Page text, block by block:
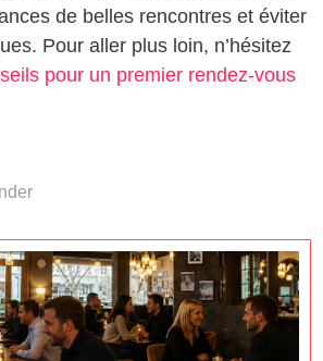
de belles rencontres et éviter
Pour aller plus loin, n’hésitez
pour un premier rendez-vous